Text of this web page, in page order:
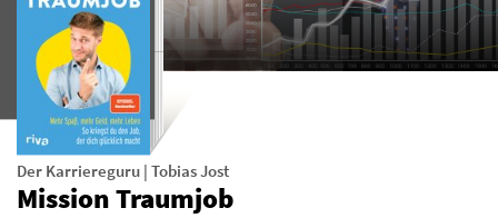
Der Karriereguru | Tobias Jost
Mission Traumjob